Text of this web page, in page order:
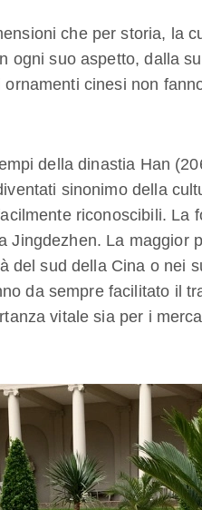
che per storia, la
ogni suo aspetto, dalla
cinesi non
della dinastia Han
sinonimo della
riconoscibili. La
Jingdezhen. La maggior
del sud della Cina o nei
da sempre facilitato il
vitale sia per i